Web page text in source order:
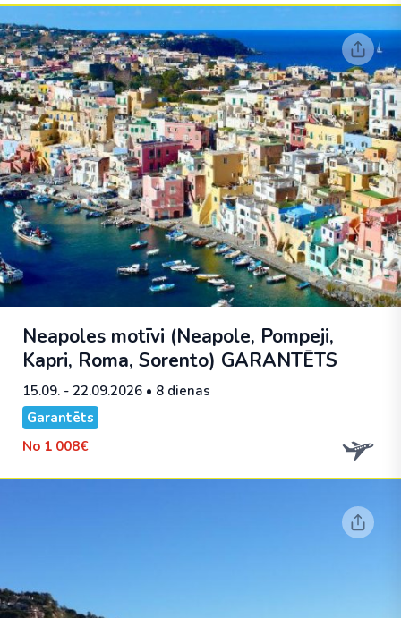
Neapoles motīvi (Neapole, Pompeji,
Kapri, Roma, Sorento) GARANTĒTS
15.09. - 22.09.2026 • 8 dienas
Garantēts
No 1 008€